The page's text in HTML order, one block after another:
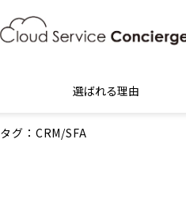
選ばれる理由
タグ：CRM/SFA